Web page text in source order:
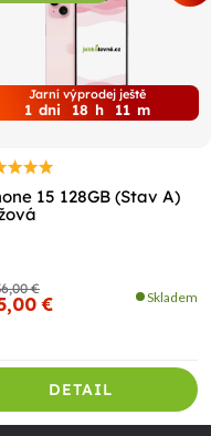
Jarní výprodej ještě
1 dni 18 h 11 m
15 128GB (Stav A)
€
€ Skladem
DETAIL